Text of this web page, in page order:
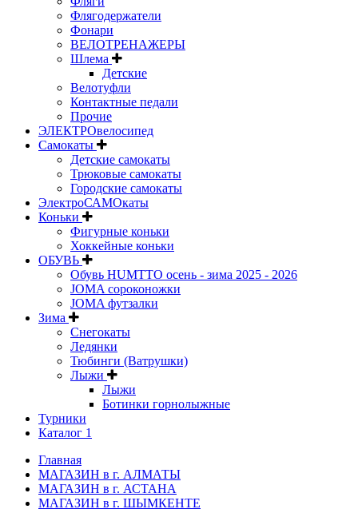
Флягодержатели
Фонари
ВЕЛОТРЕНАЖЕРЫ
Шлема
Детские
Велотуфли
Контактные педали
Прочие
ЭЛЕКТРОвелосипед
Самокаты
Детские самокаты
Трюковые самокаты
Городские самокаты
ЭлектроСАМОкаты
Коньки
Фигурные коньки
Хоккейные коньки
ОБУВЬ
Обувь HUMTTO осень - зима 2025 - 2026
JOMA сороконожки
JOMA футзалки
Зима
Снегокаты
Ледянки
Тюбинги (Ватрушки)
Лыжи
Лыжи
Ботинки горнолыжные
Турники
Каталог 1
Главная
МАГАЗИН в г. АЛМАТЫ
МАГАЗИН в г. АСТАНА
МАГАЗИН в г. ШЫМКЕНТЕ